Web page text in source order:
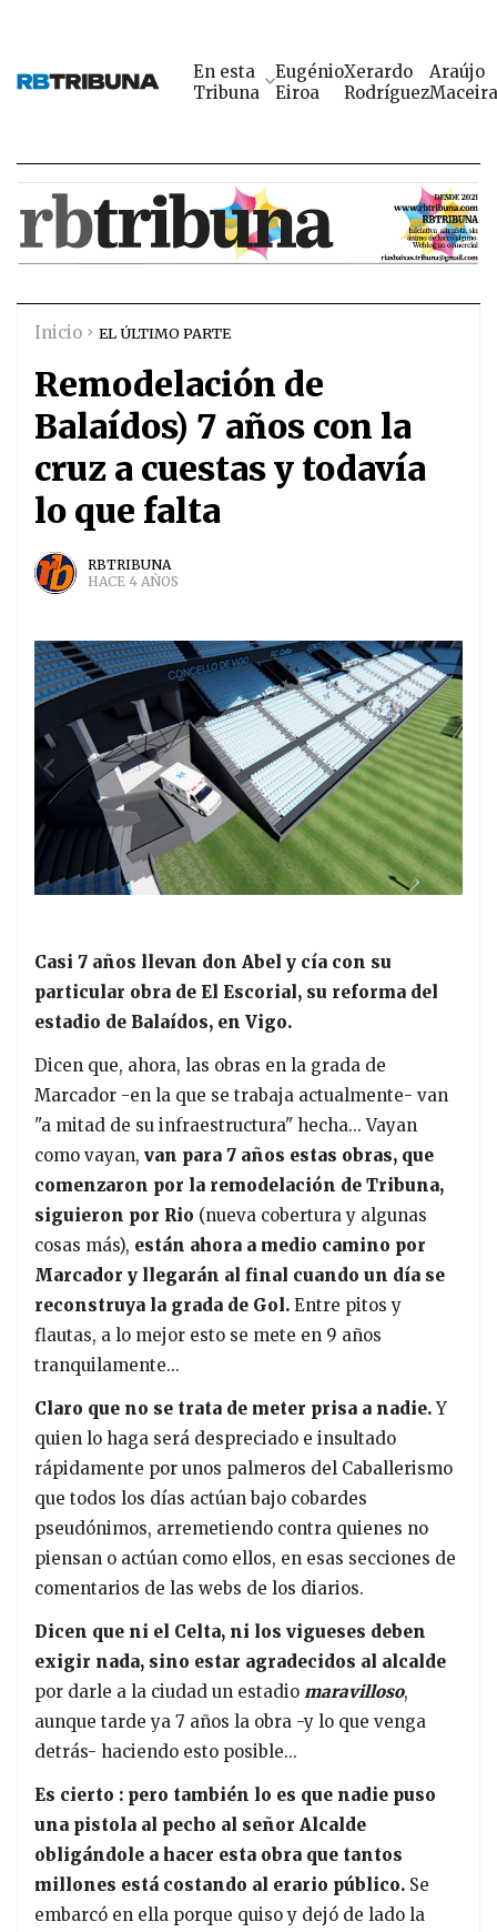
En esta
Tribuna
Eugénio
Eiroa
Xerardo
Rodríguez
Araújo
Maceira
Inicio EL ÚLTIMO PARTE
Remodelación de
Balaídos) 7 años con la
cruz a cuestas y todavía
lo que falta
RBTRIBUNA
HACE 4 AÑOS
Casi 7 años llevan don Abel y cía con su
particular obra de El Escorial, su reforma del
estadio de Balaídos, en Vigo.
Dicen que, ahora, las obras en la grada de
Marcador -en la que se trabaja actualmente- van
"a mitad de su infraestructura" hecha... Vayan
como vayan, van para 7 años estas obras, que
comenzaron por la remodelación de Tribuna,
siguieron por Rio (nueva cobertura y algunas
cosas más), están ahora a medio camino por
Marcador y llegarán al final cuando un día se
reconstruya la grada de Gol. Entre pitos y
flautas, a lo mejor esto se mete en 9 años
tranquilamente...
Claro que no se trata de meter prisa a nadie.Y
quien lo haga será despreciado e insultado
rápidamente por unos palmeros del Caballerismo
que todos los días actúan bajo cobardes
pseudónimos, arremetiendo contra quienes no
piensan o actúan como ellos, en esas secciones de
comentarios de las webs de los diarios.
Dicen que ni el Celta, ni los vigueses deben
exigir nada, sino estar agradecidos al alcalde
por darle a la ciudad un estadio maravilloso,
aunque tarde ya 7 años la obra -y lo que venga
detrás- haciendo esto posible...
Es cierto : pero también lo es que nadie puso
una pistola al pecho al señor Alcalde
obligándole a hacer esta obra que tantos
millones está costando al erario público. Se
embarcó en ella porque quiso y dejó de lado la